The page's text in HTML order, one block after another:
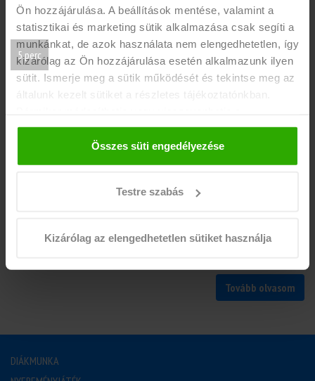
Ön hozzájárulása. A beállítások mentése, valamint a
statisztikai és marketing sütik alkalmazása csak segíti a
munkánkat, de azok használata nem elengedhetetlen, így
kizárólag az Ön hozzájárulása esetén alkalmazunk ilyen
sütit. Ismerje meg a sütik működését és tekintse meg az
általunk kezelt sütiket a részletes tájékoztatónkban.
hozzájárulását a weboldalunk láblécében található "Süti
tájékoztató" feliratra kattintva.
Összes süti engedélyezése
Testre szabás
Kizárólag az elengedhetetlen sütiket használja
Tovább olvasom
5 perc
Ha idén nyáron te is munkát vállalsz diákként, akkor nem árt tisztában
Tovább olvasom
DIÁKMUNKA